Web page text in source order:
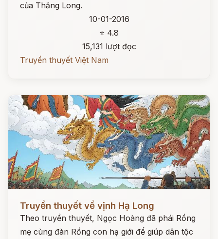
của Thăng Long.
10-01-2016
⭐ 4.8
15,131 lượt đọc
Truyền thuyết Việt Nam
Đọc ngay
Truyền thuyết về vịnh Hạ Long
Theo truyền thuyết, Ngọc Hoàng đã phái Rồng
mẹ cùng đàn Rồng con hạ giới để giúp dân tộc